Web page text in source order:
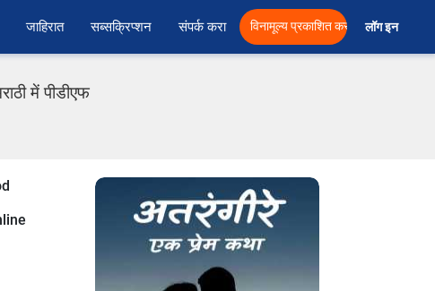
जाहिरात सब्सक्रिप्शन संपर्क करा विनामूल्य प्रकाशित करा लॉग इन
में पीडीएफ